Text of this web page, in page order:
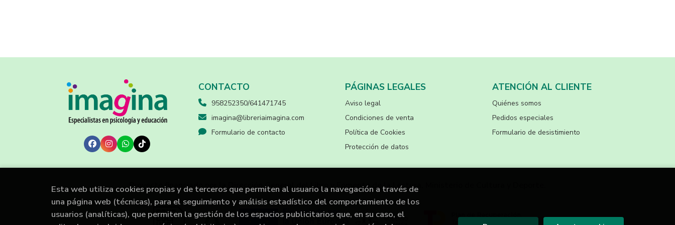
CONTACTO
958252350/641471745
imagina@libreriaimagina.com
Formulario de contacto
PÁGINAS LEGALES
Aviso legal
Condiciones de venta
Política de Cookies
Protección de datos
ATENCIÓN AL CLIENTE
Quiénes somos
Pedidos especiales
Formulario de desistimiento
Proyecto financiado por la Dirección General del Libro y Fomento de la Lectura, Ministerio de Cultura y Deporte.
Esta web utiliza cookies propias y de terceros que permiten al usuario la navegación a través de
una página web (técnicas), para el seguimiento y análisis estadístico del comportamiento de los
usuarios (analíticas), que permiten la gestión de los espacios publicitarios que, en su caso, el